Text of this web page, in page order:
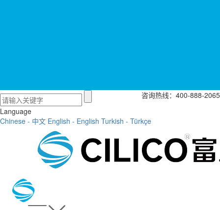
咨询热线：400-888-2065
Language
Chinese - 中文 English - English Turkish - Türkçe